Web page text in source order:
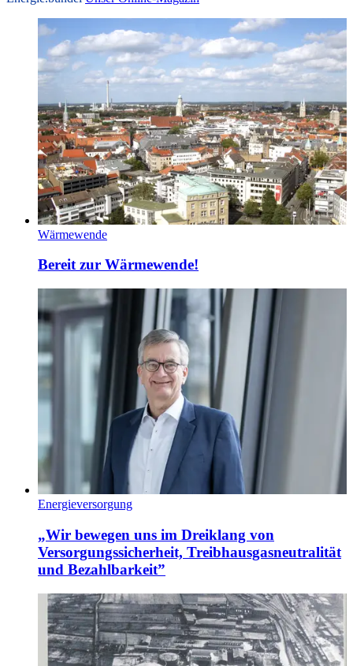
Wärmewende
Bereit zur Wärmewende!
Energieversorgung
„Wir bewegen uns im Dreiklang von
Versorgungssicherheit, Treibhausgasneutralität
und Bezahlbarkeit”